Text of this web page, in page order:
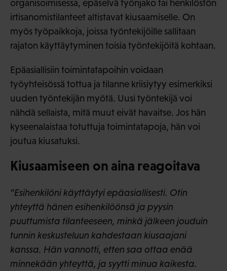
organisoimisessa, epäselvä työnjako tai henkilöstön
irtisanomistilanteet altistavat kiusaamiselle. On
myös työpaikkoja, joissa työntekijöille sallitaan
rajaton käyttäytyminen toisia työntekijöitä kohtaan.
Epäasiallisiin toimintatapoihin voidaan
työyhteisössä tottua ja tilanne kriisiytyy esimerkiksi
uuden työntekijän myötä. Uusi työntekijä voi
nähdä sellaista, mitä muut eivät havaitse. Jos hän
kyseenalaistaa totuttuja toimintatapoja, hän voi
joutua kiusatuksi.
Kiusaamiseen on aina reagoitava
”Esihenkilöni käyttäytyi epäasiallisesti. Otin
yhteyttä hänen esihenkilöönsä ja pyysin
puuttumista tilanteeseen, minkä jälkeen jouduin
tunnin keskusteluun kahdestaan kiusaajani
kanssa. Hän vannotti, etten saa ottaa enää
minnekään yhteyttä, ja syytti minua kaikesta.